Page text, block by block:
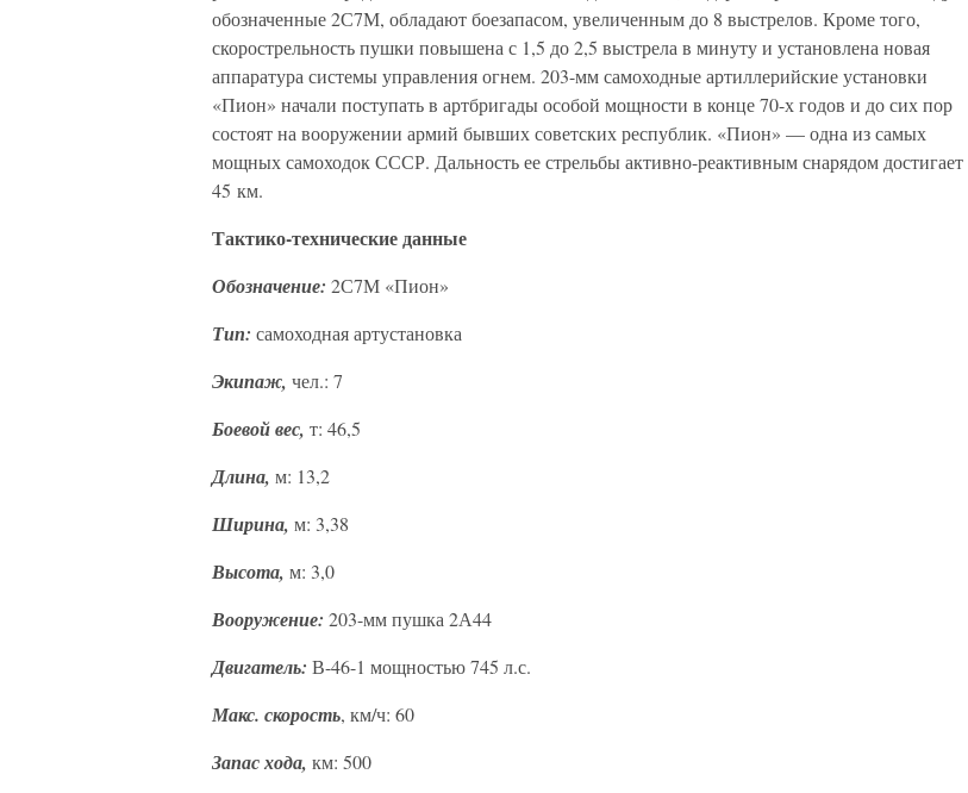
обозначенные 2С7М, обладают боезапасом, увеличенным до 8 выстрелов. Кроме того,
скорострельность пушки повышена с 1,5 до 2,5 выстрела в минуту и установлена новая
аппаратура системы управления огнем. 203-мм самоходные артиллерийские установки
«Пион» начали поступать в артбригады особой мощности в конце 70-х годов и до сих пор
состоят на вооружении армий бывших советских республик. «Пион» — одна из самых
мощных самоходок СССР. Дальность ее стрельбы активно-реактивным снарядом достигает
45 км.
Тактико-технические данные
Обозначение: 2С7М «Пион»
Тип: самоходная артустановка
Экипаж, чел.: 7
Боевой вес, т: 46,5
Длина, м: 13,2
Ширина, м: 3,38
Высота, м: 3,0
Вооружение: 203-мм пушка 2А44
Двигатель: В-46-1 мощностью 745 л.с.
Макс. скорость, км/ч: 60
Запас хода, км: 500